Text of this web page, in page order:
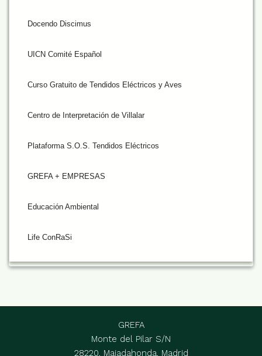
Docendo Discimus
UICN Comité Español
Curso Gratuito de Tendidos Eléctricos y Aves
Centro de Interpretación de Villalar
Plataforma S.O.S. Tendidos Eléctricos
GREFA + EMPRESAS
Educación Ambiental
Life ConRaSi
GREFA
Monte del Pilar S/N
28220, Majadahonda, Madrid